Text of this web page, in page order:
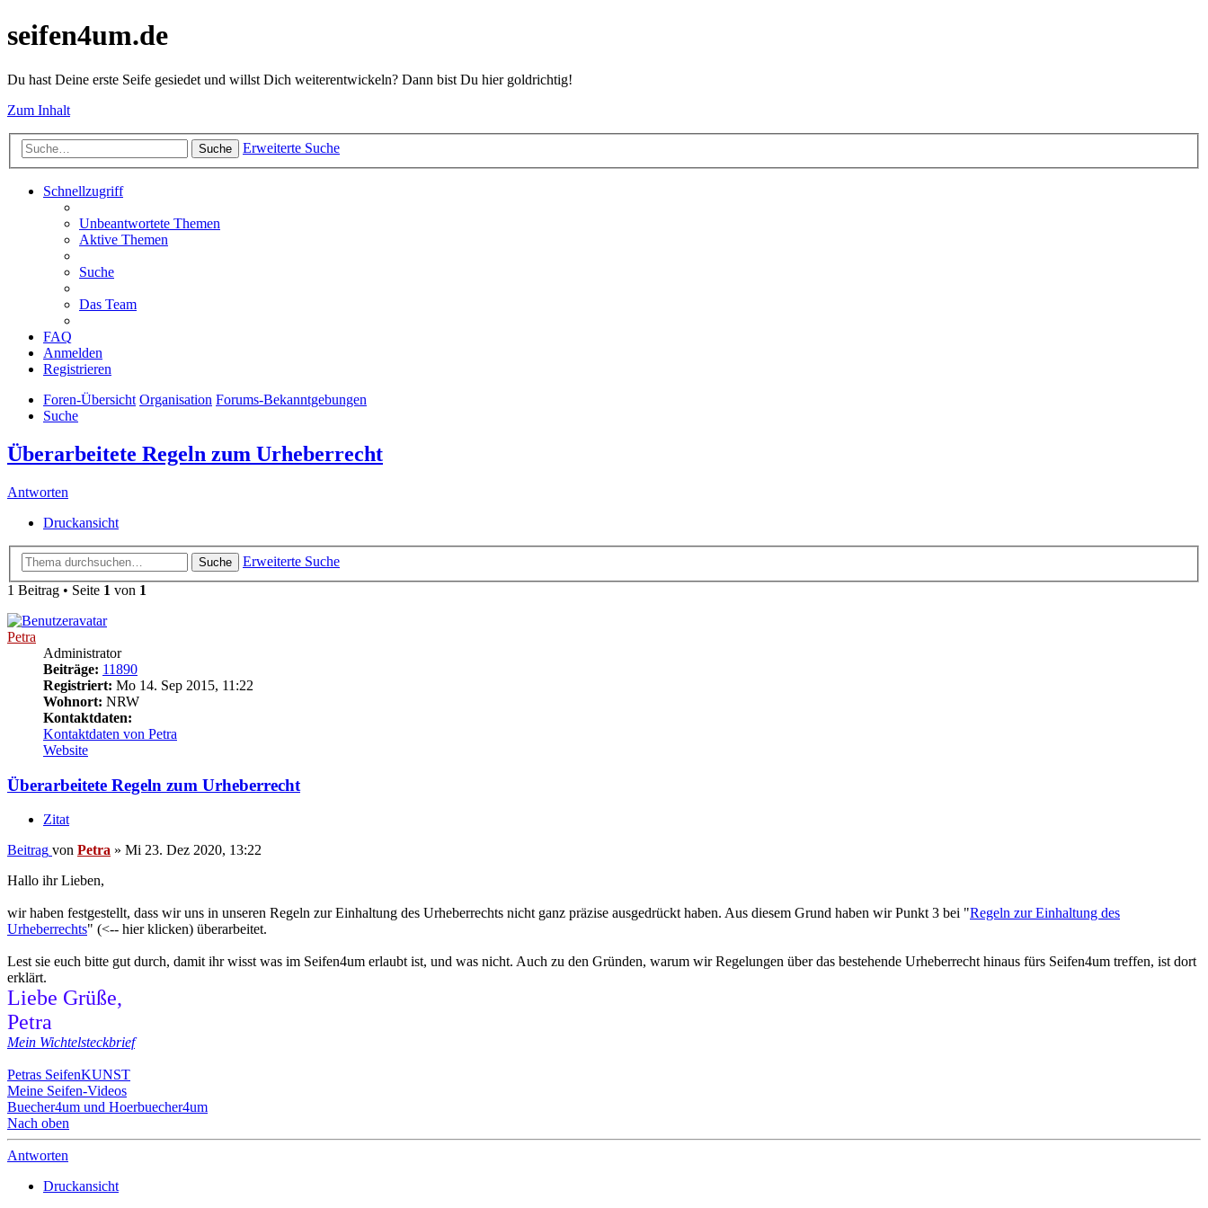
seifen4um.de
Du hast Deine erste Seife gesiedet und willst Dich weiterentwickeln? Dann bist Du hier goldrichtig!
Zum Inhalt
Suche Erweiterte Suche
Schnellzugriff
Unbeantwortete Themen
Aktive Themen
Suche
Das Team
FAQ
Anmelden
Registrieren
Foren-Übersicht Organisation Forums-Bekanntgebungen
Suche
Überarbeitete Regeln zum Urheberrecht
Antworten
Druckansicht
Suche
Erweiterte Suche
1 Beitrag • Seite 1 von 1
Petra
Administrator
Beiträge: 11890
Registriert: Mo 14. Sep 2015, 11:22
Wohnort: NRW
Kontaktdaten:
Kontaktdaten von Petra
Website
Überarbeitete Regeln zum Urheberrecht
Zitat
Beitrag von Petra » Mi 23. Dez 2020, 13:22
Hallo ihr Lieben,
wir haben festgestellt, dass wir uns in unseren Regeln zur Einhaltung des Urheberrechts nicht ganz präzise ausgedrückt haben. Aus diesem Grund haben wir Punkt 3 bei "Regeln zur Einhaltung des
Urheberrechts" (<-- hier klicken) überarbeitet.
Lest sie euch bitte gut durch, damit ihr wisst was im Seifen4um erlaubt ist, und was nicht. Auch zu den Gründen, warum wir Regelungen über das bestehende Urheberrecht hinaus fürs Seifen4um treffen, ist dort
erklärt.
Liebe Grüße,
Petra
Mein Wichtelsteckbrief
Petras SeifenKUNST
Meine Seifen-Videos
Buecher4um und Hoerbuecher4um
Nach oben
Antworten
Druckansicht